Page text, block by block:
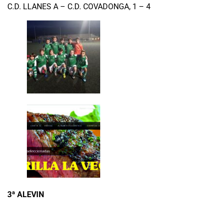
C.D. LLANES A – C.D. COVADONGA, 1 – 4
3ª ALEVIN